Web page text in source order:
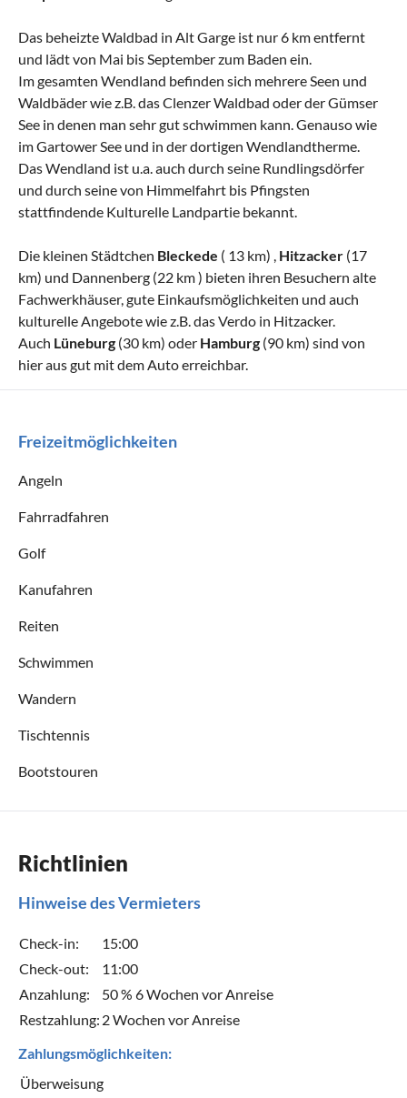
Das beheizte Waldbad in Alt Garge ist nur 6 km entfernt
und lädt von Mai bis September zum Baden ein.
Im gesamten Wendland befinden sich mehrere Seen und
Waldbäder wie z.B. das Clenzer Waldbad oder der Gümser
See in denen man sehr gut schwimmen kann. Genauso wie
im Gartower See und in der dortigen Wendlandtherme.
Das Wendland ist u.a. auch durch seine Rundlingsdörfer
und durch seine von Himmelfahrt bis Pfingsten
stattfindende Kulturelle Landpartie bekannt.
Die kleinen Städtchen Bleckede ( 13 km) , Hitzacker (17
km) und Dannenberg (22 km ) bieten ihren Besuchern alte
Fachwerkhäuser, gute Einkaufsmöglichkeiten und auch
kulturelle Angebote wie z.B. das Verdo in Hitzacker.
Auch Lüneburg (30 km) oder Hamburg (90 km) sind von
hier aus gut mit dem Auto erreichbar.
Freizeitmöglichkeiten
Angeln
Fahrradfahren
Golf
Kanufahren
Reiten
Schwimmen
Wandern
Tischtennis
Bootstouren
Richtlinien
Hinweise des Vermieters
Check-in:
15:00
Check-out:
11:00
Anzahlung:
50 % 6 Wochen vor Anreise
Restzahlung: 2 Wochen vor Anreise
Zahlungsmöglichkeiten:
Überweisung